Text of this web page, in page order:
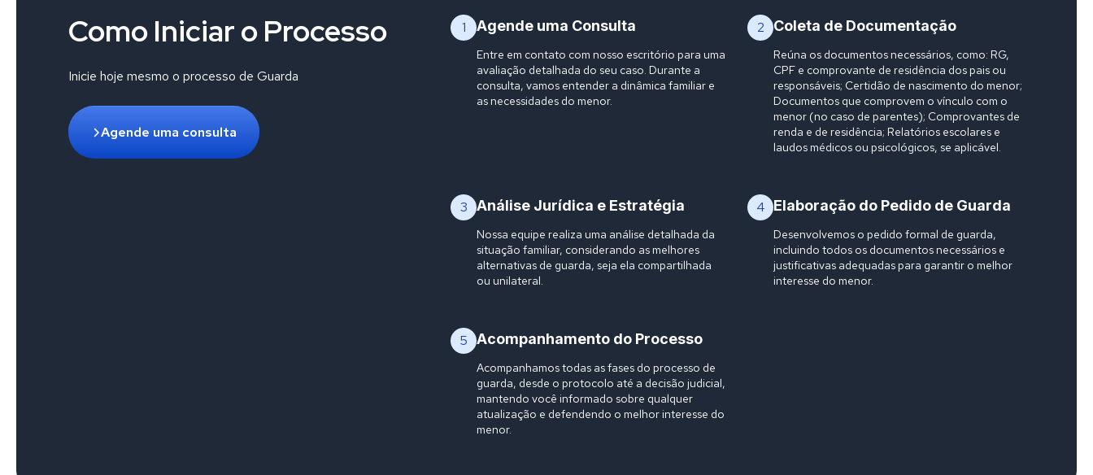
Como Iniciar o Processo
Inicie hoje mesmo o processo de Guarda
Agende uma consulta
1 Agende uma Consulta
Entre em contato com nosso escritório para uma
avaliação detalhada do seu caso. Durante a
consulta, vamos entender a dinâmica familiar e
as necessidades do menor.
2 Coleta de Documentação
Reúna os documentos necessários, como: RG,
CPF e comprovante de residência dos pais ou
responsáveis; Certidão de nascimento do menor;
Documentos que comprovem o vínculo com o
menor (no caso de parentes); Comprovantes de
renda e de residência; Relatórios escolares e
laudos médicos ou psicológicos, se aplicável.
3 Análise Jurídica e Estratégia
Nossa equipe realiza uma análise detalhada da
situação familiar, considerando as melhores
alternativas de guarda, seja ela compartilhada
ou unilateral.
4 Elaboração do Pedido de Guarda
Desenvolvemos o pedido formal de guarda,
incluindo todos os documentos necessários e
justificativas adequadas para garantir o melhor
interesse do menor.
5 Acompanhamento do Processo
Acompanhamos todas as fases do processo de
guarda, desde o protocolo até a decisão judicial,
mantendo você informado sobre qualquer
atualização e defendendo o melhor interesse do
menor.